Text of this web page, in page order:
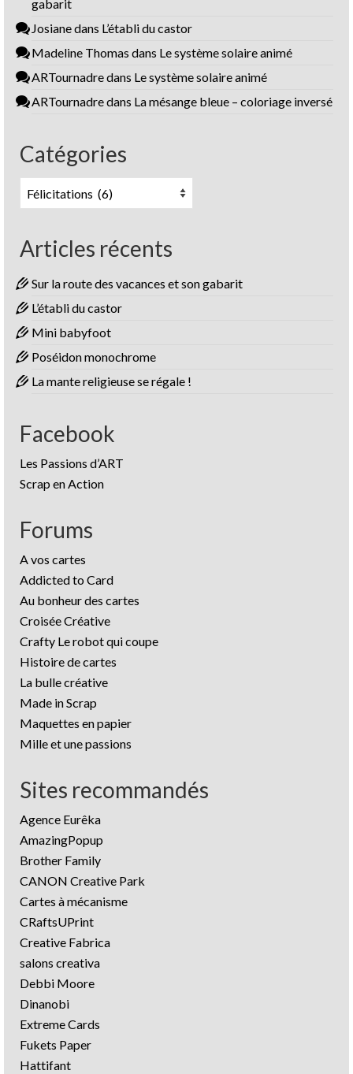
gabarit
Josianedans L’établi du castor
Madeline Thomas dans Le système solaire animé
ARTournadredans Le système solaire animé
ARTournadredans La mésange bleue – coloriage inversé
Catégories
Catégories
Articles récents
Sur la route des vacances et son gabarit
L’établi du castor
Mini babyfoot
Poséidon monochrome
La mante religieuse se régale !
Facebook
Les Passions d’ART
Scrap en Action
Forums
A vos cartes
Addicted to Card
Au bonheur des cartes
Croisée Créative
Crafty Le robot qui coupe
Histoire de cartes
La bulle créative
Made in Scrap
Maquettes en papier
Mille et une passions
Sites recommandés
Agence Eurêka
AmazingPopup
Brother Family
CANON Creative Park
Cartes à mécanisme
CRaftsUPrint
Creative Fabrica
salons creativa
Debbi Moore
Dinanobi
Extreme Cards
Fukets Paper
Hattifant